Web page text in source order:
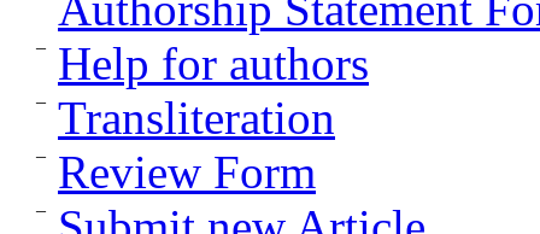
Help for authors
Transliteration
Review Form